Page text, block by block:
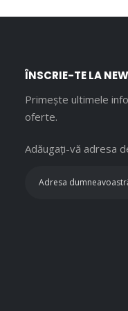
ÎNSCRIE-TE LA
Primește ultimele
oferte.
Adăugați-vă adresa